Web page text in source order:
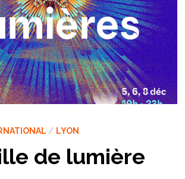
/ LYON
de lumière